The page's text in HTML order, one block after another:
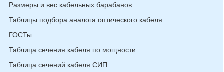
Размеры и вес кабельных барабанов
Таблицы подбора аналога оптического кабеля
ГОСТы
Таблица сечения кабеля по мощности
Таблица сечений кабеля СИП